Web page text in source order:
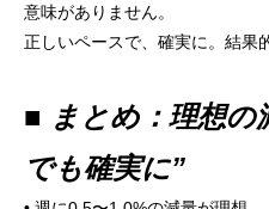
意味がありません。
正しいペースで、確実に。結果
■ まとめ：理想の
でも確実に”